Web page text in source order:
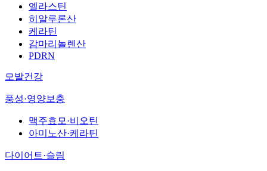
엘라스틴
히알루론산
케라틴
감마리놀렌산
PDRN
모발건강
풍성·영양보충
맥주효모·비오틴
아미노산·케라틴
다이어트·슬림